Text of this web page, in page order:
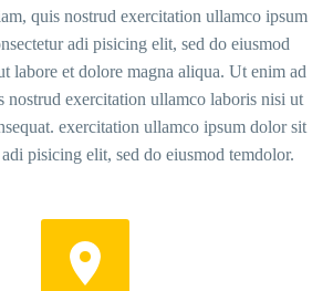
quis nostrud exercitation ullamco ipsum
adi pisicing elit, sed do eiusmod
labore et dolore magna aliqua. Ut enim ad
nostrud exercitation ullamco laboris nisi ut
exercitation ullamco ipsum dolor sit
pisicing elit, sed do eiusmod temdolor.

